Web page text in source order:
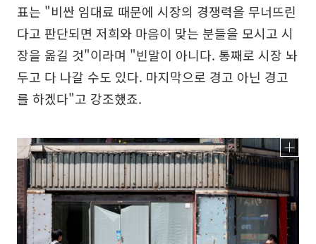
표는 "비싼 임대료 때문에 시장의 경쟁력을 무너뜨린
다고 판단되면 저희와 마음이 맞는 분들을 모시고 시
장을 옮길 것"이라며 "빈말이 아니다. 통째로 시장 놔
두고 다 나갈 수도 있다. 마지막으로 경고 아닌 경고
를 하겠다"고 강조했죠.